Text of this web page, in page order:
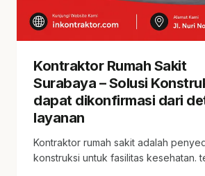
Kontraktor Rumah Sakit
Surabaya – Solusi
dapat dikonfirmasi dari
layanan
Kontraktor rumah sakit adalah
konstruksi untuk fasilitas kesehatan.